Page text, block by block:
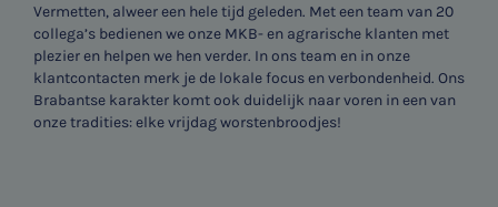
Vermetten, alweer een hele tijd geleden. Met een team van 20
collega’s bedienen we onze MKB- en agrarische klanten met
plezier en helpen we hen verder. In ons team en in onze
klantcontacten merk je de lokale focus en verbondenheid. Ons
Brabantse karakter komt ook duidelijk naar voren in een van
onze tradities: elke vrijdag worstenbroodjes!